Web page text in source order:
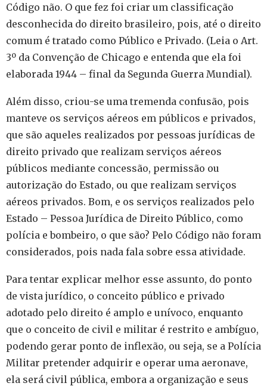
Código não. O que fez foi criar um classificação
desconhecida do direito brasileiro, pois, até o direito
comum é tratado como Público e Privado. (Leia o Art.
3º da Convenção de Chicago e entenda que ela foi
elaborada 1944 – final da Segunda Guerra Mundial).
Além disso, criou-se uma tremenda confusão, pois
manteve os serviços aéreos em públicos e privados,
que são aqueles realizados por pessoas jurídicas de
direito privado que realizam serviços aéreos
públicos mediante concessão, permissão ou
autorização do Estado, ou que realizam serviços
aéreos privados. Bom, e os serviços realizados pelo
Estado – Pessoa Jurídica de Direito Público, como
polícia e bombeiro, o que são? Pelo Código não foram
considerados, pois nada fala sobre essa atividade.
Para tentar explicar melhor esse assunto, do ponto
de vista jurídico, o conceito público e privado
adotado pelo direito é amplo e unívoco, enquanto
que o conceito de civil e militar é restrito e ambíguo,
podendo gerar ponto de inflexão, ou seja, se a Polícia
Militar pretender adquirir e operar uma aeronave,
ela será civil pública, embora a organização e seus